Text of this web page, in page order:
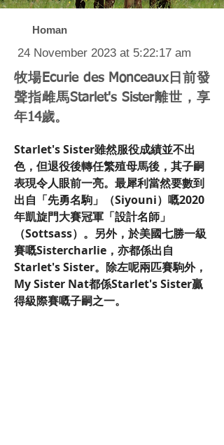
Homan
24 November 2023 at 5:22:17 am
牧場Ecurie des Monceaux日前發
聲指雌馬Starlet's Sister離世，享
年14歲。
Starlet's Sister雖然服役成績並不出
色，但退役後轉任繁殖母馬後，其子嗣
表現令人眼前一亮。最犀利當然要數到
出自「先勇名駒」（Siyouni）嘅2020
年凱旋門大賽冠軍「設計名師」
（Sottsass）。另外，於美國七勝一級
賽嘅Sistercharlie，亦都係出自
Starlet's Sister。除左呢兩匹賽駒外，
My Sister Nat都係Starlet's Sister贏
得級際賽嘅子嗣之一。